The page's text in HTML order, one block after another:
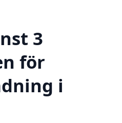
3
för
i